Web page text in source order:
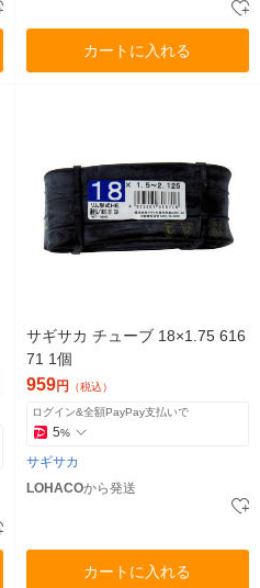
カートに入れる
サギサカ チューブ 18×1.75 616
71 1個
959円 （税込）
ログイン&全額PayPay支払いで
5%
サギサカ
LOHACOから発送
カートに入れる